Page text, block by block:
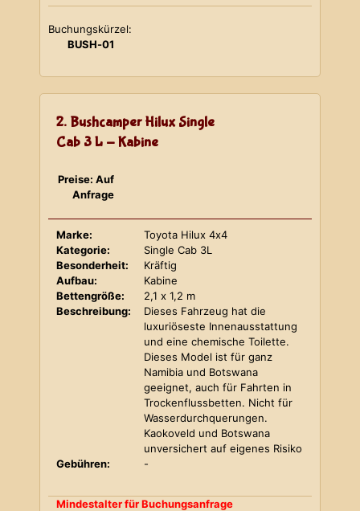
Buchungskürzel:
BUSH-01
2. Bushcamper Hilux Single
Cab 3 L - Kabine
Preise: Auf
Anfrage
Marke:
Toyota Hilux 4x4
Kategorie:
Single Cab 3L
Besonderheit:
Kräftig
Aufbau:
Kabine
Bettengröße:
2,1 x 1,2 m
Beschreibung:
Dieses Fahrzeug hat die
luxuriöseste Innenausstattung
und eine chemische Toilette.
Dieses Model ist für ganz
Namibia und Botswana
geeignet, auch für Fahrten in
Trockenflussbetten. Nicht für
Wasserdurchquerungen.
Kaokoveld und Botswana
unversichert auf eigenes Risiko
Gebühren:
-
Mindestalter für Buchungsanfrage